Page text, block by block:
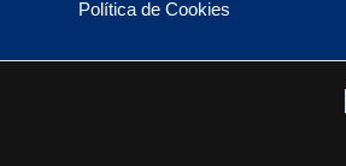
Política de Cookies